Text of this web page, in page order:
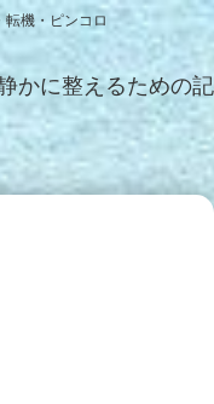
機・ピンコロ
かに整えるための記